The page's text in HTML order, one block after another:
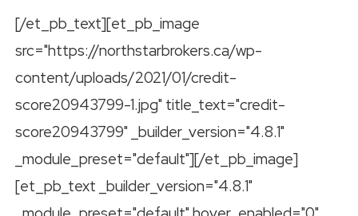
[/et_pb_text][et_pb_image
src="https://northstarbrokers.ca/wp-
content/uploads/2021/01/credit-
score20943799-1.jpg" title_text="credit-
score20943799" _builder_version="4.8.1"
_module_preset="default"][/et_pb_image]
[et_pb_text _builder_version="4.8.1"